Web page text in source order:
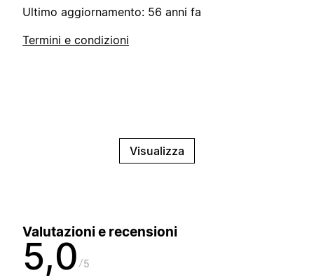
Ultimo aggiornamento: 56 anni fa
Termini e condizioni
Visualizza
Valutazioni e recensioni
5,0 5